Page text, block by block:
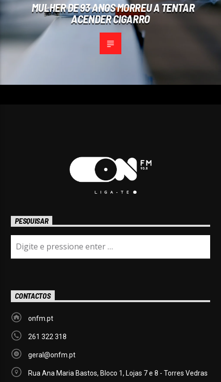
MULHER DE 93 ANOS MORREU A TENTAR
ACENDER CIGARRO
PESQUISAR
CONTACTOS
onfm.pt
261 322 318
geral@onfm.pt
Rua Ana Maria Bastos, Bloco 1, Lojas 7 e 8 - Torres Vedras